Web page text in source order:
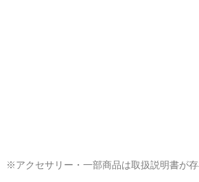
※アクセサリー・一部商品は取扱説明書が